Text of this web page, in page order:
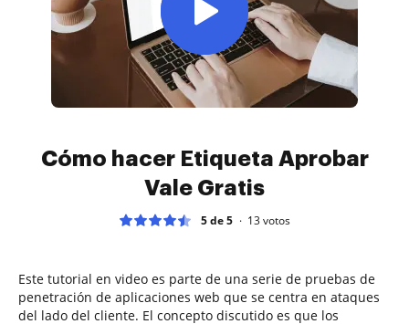
Cómo hacer Etiqueta Aprobar
Vale Gratis
5 de 5 13votos
Este tutorial en video es parte de una serie de pruebas de
penetración de aplicaciones web que se centra en ataques
del lado del cliente. El concepto discutido es que los